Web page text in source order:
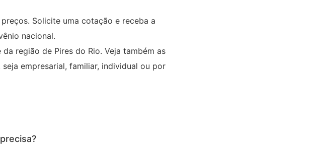
Solicite uma cotação e receba a
nacional.
região de Pires do Rio. Veja também as
empresarial, familiar, individual ou por